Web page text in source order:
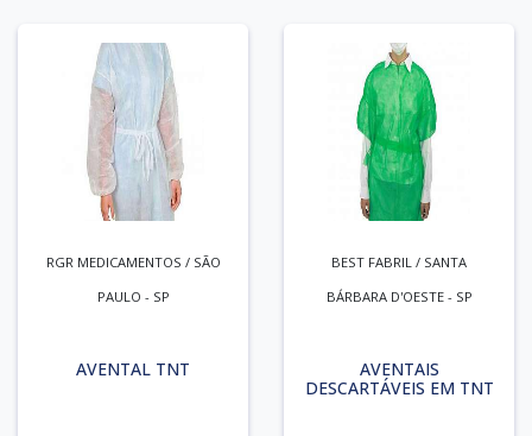
RGR MEDICAMENTOS / SÃO
PAULO - SP
AVENTAL TNT
BEST FABRIL / SANTA
BÁRBARA D'OESTE - SP
AVENTAIS
DESCARTÁVEIS EM TNT